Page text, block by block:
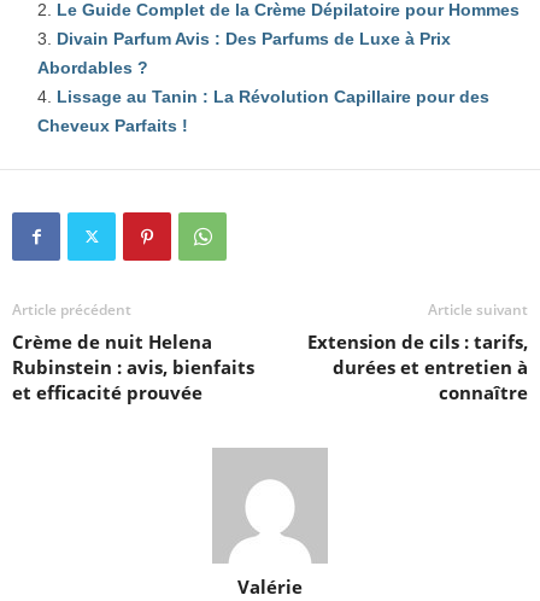
Le Guide Complet de la Crème Dépilatoire pour Hommes
Divain Parfum Avis : Des Parfums de Luxe à Prix
Abordables ?
Lissage au Tanin : La Révolution Capillaire pour des
Cheveux Parfaits !
Article précédent
Crème de nuit Helena
Rubinstein : avis, bienfaits
et efficacité prouvée
Article suivant
Extension de cils : tarifs,
durées et entretien à
connaître
Valérie